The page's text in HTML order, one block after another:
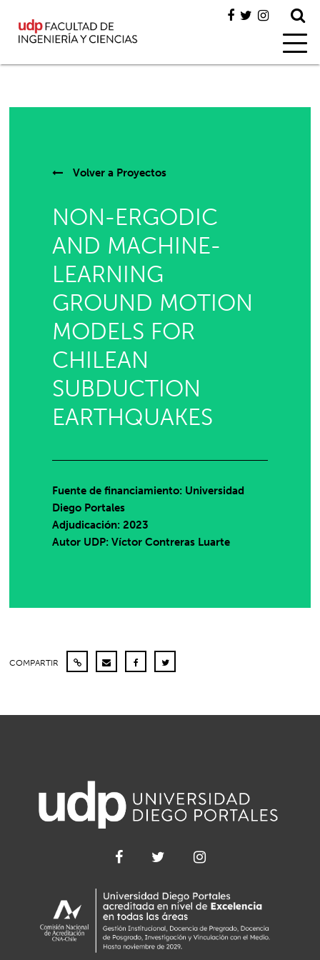
Volver a Proyectos
NON-ERGODIC
AND MACHINE-
LEARNING
GROUND MOTION
MODELS FOR
CHILEAN
SUBDUCTION
EARTHQUAKES
Fuente de financiamiento: Universidad
Diego Portales
Adjudicación: 2023
Autor UDP:Víctor Contreras Luarte
COMPARTIR